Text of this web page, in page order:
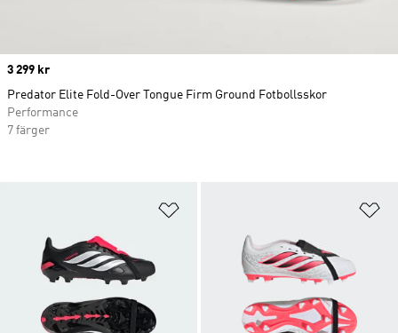
Price
3 299 kr
Predator Elite Fold-Over Tongue Firm Ground Fotbollsskor
Performance
7 färger